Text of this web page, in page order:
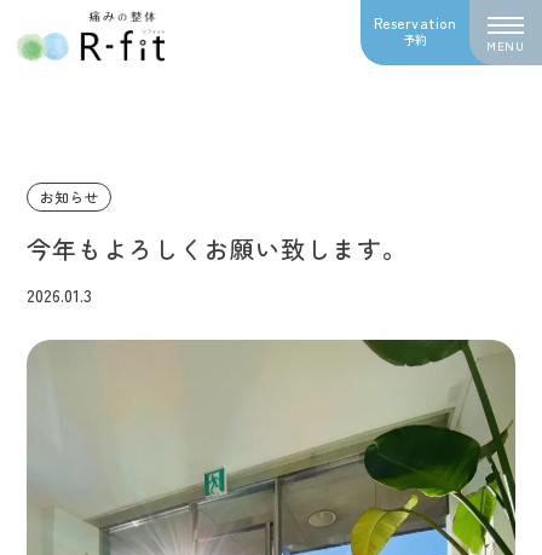
Reservation
予約 MENU
お知らせ
今年もよろしくお願い致します。
2026.01.3